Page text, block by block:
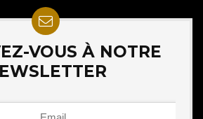
VOUS À NOTRE